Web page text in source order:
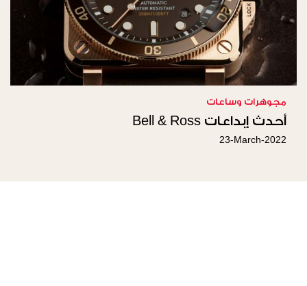
مجوهرات وساعات
أحدث إبداعات Bell & Ross
23-March-2022